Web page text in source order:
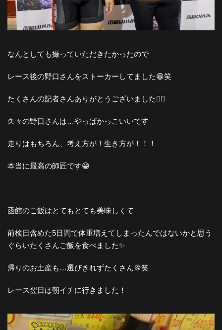
なんとしても撮っていただきたかったので
レース後の野口さんをストーカーしてました😁笑
たくさんの記者さんありがとうございました🙇‍♀️
久々の野口さんは…やっぱかっこいいです
走りはもちろん、考え方が！生き方が！！！
本当に最高の師匠です😁
函館のご飯はとてもとても美味しくて
前検日含めた5日間で体重増えてしまったんではないかと思う
ぐらいたくさんご飯を食べました✨
帰りのお土産も…選びきれずたくさん🍪笑
レース翌日は朝イチに行きました！